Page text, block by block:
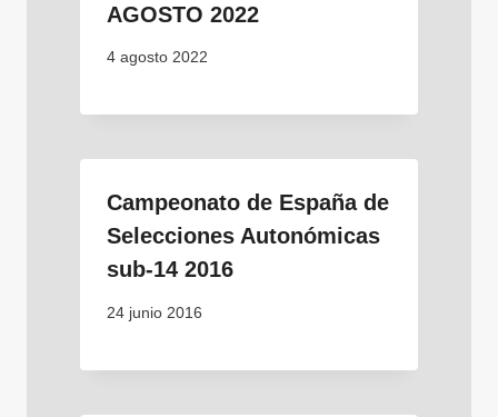
AGOSTO 2022
4 agosto 2022
Campeonato de España de
Selecciones Autonómicas
sub-14 2016
24 junio 2016